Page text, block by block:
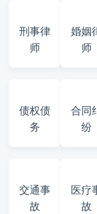
刑事律
师
婚姻
师
债权债
务
合同
纷
交通事
故
医疗
故